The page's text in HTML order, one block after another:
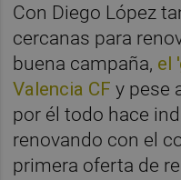
Con Diego López
cercanas para
buena campaña, el
Valencia CFy pese
por él todo hace
renovando con el
primera oferta de